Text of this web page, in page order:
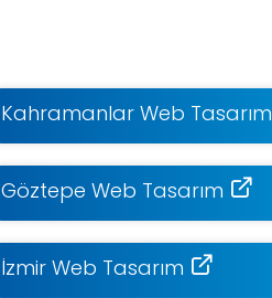
Kahramanlar Web Tasarım
Göztepe Web Tasarım
İzmir Web Tasarım